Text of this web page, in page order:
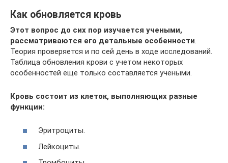
Как обновляется кровь
Этот вопрос до сих пор изучается учеными,
рассматриваются его детальные особенности
Теория проверяется и по сей день в ходе исследований.
Таблица обновления крови с учетом некоторых
особенностей еще только составляется учеными.
Кровь состоит из клеток, выполняющих разные
функции:
Эритроциты.
Лейкоциты.